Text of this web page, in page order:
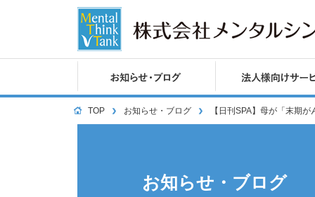
TOP お知らせ・ブログ 【日刊SPA】母が「末期
お知らせ・ブログ